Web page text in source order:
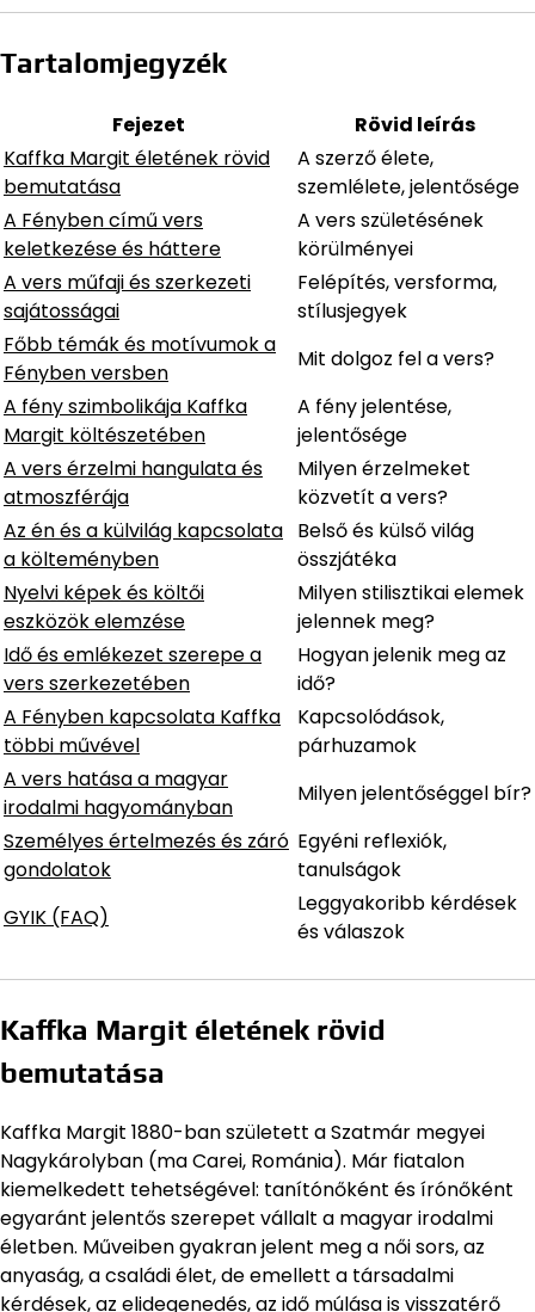
Tartalomjegyzék
Fejezet
Rövid leírás
Kaffka Margit életének rövid
bemutatása
A szerző élete,
szemlélete, jelentősége
A Fényben című vers
keletkezése és háttere
A vers születésének
körülményei
A vers műfaji és szerkezeti
sajátosságai
Felépítés, versforma,
stílusjegyek
Főbb témák és motívumok a
Fényben versben
Mit dolgoz fel a vers?
A fény szimbolikája Kaffka
Margit költészetében
A fény jelentése,
jelentősége
A vers érzelmi hangulata és
atmoszférája
Milyen érzelmeket
közvetít a vers?
Az én és a külvilág kapcsolata
a költeményben
Belső és külső világ
összjátéka
Nyelvi képek és költői
eszközök elemzése
Milyen stilisztikai elemek
jelennek meg?
Idő és emlékezet szerepe a
vers szerkezetében
Hogyan jelenik meg az
idő?
A Fényben kapcsolata Kaffka
többi művével
Kapcsolódások,
párhuzamok
A vers hatása a magyar
irodalmi hagyományban
Milyen jelentőséggel bír?
Személyes értelmezés és záró
gondolatok
Egyéni reflexiók,
tanulságok
GYIK (FAQ)
Leggyakoribb kérdések
és válaszok
Kaffka Margit életének rövid
bemutatása
Kaffka Margit 1880-ban született a Szatmár megyei
Nagykárolyban (ma Carei, Románia). Már fiatalon
kiemelkedett tehetségével: tanítónőként és írónőként
egyaránt jelentős szerepet vállalt a magyar irodalmi
életben. Műveiben gyakran jelent meg a női sors, az
anyaság, a családi élet, de emellett a társadalmi
kérdések, az elidegenedés, az idő múlása is visszatérő